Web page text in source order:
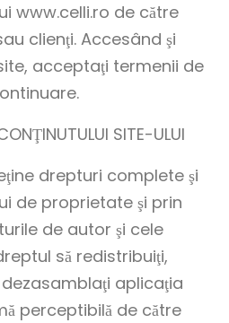
www.celli.ro de către
clienţi. Accesând şi
acceptaţi termenii de
SITE-ULUI
drepturi complete şi
de proprietate şi prin
de autor şi cele
să redistribuiţi,
aplicaţia
perceptibilă de către